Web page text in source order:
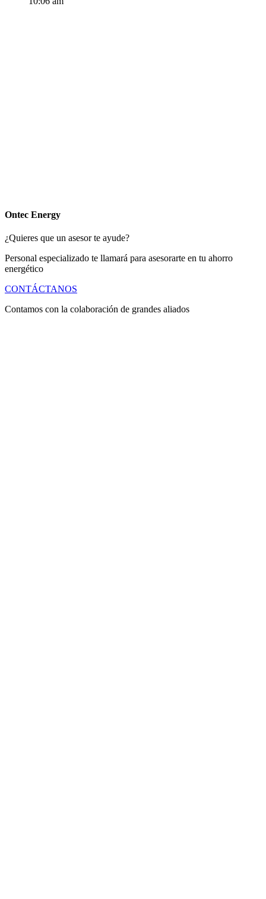
Ontec Energy
¿Quieres que un asesor te ayude?
Personal especializado te llamará para asesorarte en tu ahorro
energético
CONTÁCTANOS
Contamos con la colaboración de grandes aliados